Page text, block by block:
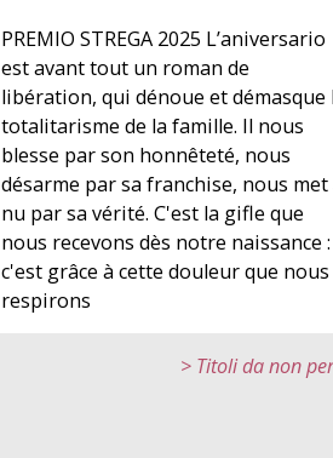
PREMIO STREGA 2025 L’aniversario
est avant tout un roman de
libération, qui dénoue et démasque
totalitarisme de la famille. Il nous
blesse par son honnêteté, nous
désarme par sa franchise, nous met
nu par sa vérité. C'est la gifle que
nous recevons dès notre naissance :
c'est grâce à cette douleur que nous
respirons
> Titoli da non